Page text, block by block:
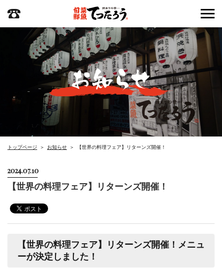
トップページ お知らせ 【世界の料理フェア】リターンズ開催！
2024.07.10
【世界の料理フェア】リターンズ開催！
【世界の料理フェア】リターンズ開催！メニュ
ーが決定しました！